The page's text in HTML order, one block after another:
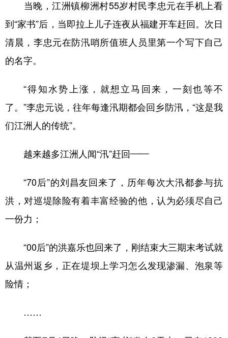
当晚，江洲镇柳洲村55岁村民李忠元在手机上看
到“家书”后，当即拉上儿子连夜从福建开车赶回。次日
清晨，李忠元在防汛哨所值班人员里第一个写下自己
的名字。
“得知水势上涨，就想立马回来，一刻也等不
了。”李忠元说，往年每逢汛期都会回乡防汛，“这是我
们江洲人的传统”。
越来越多江洲人闻“汛”赶回——
“70后”的刘昌友回来了，历年每次大汛都参与抗
洪，对巡堤除险有着丰富经验的他，认为必须尽自己
一份力；
“00后”的洪嘉乐也回来了，刚结束大三期末考试就
从温州返乡，正在堤坝上学习怎么发现渗漏、泡泉等
险情；